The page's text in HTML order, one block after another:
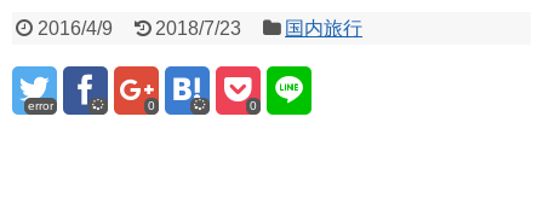
2016/4/9 2018/7/23 国内旅行
error 0 0